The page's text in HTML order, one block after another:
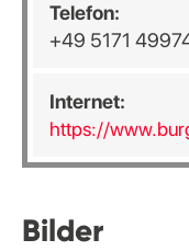
Telefon:
+49 5171
Internet:
https://
Bilder